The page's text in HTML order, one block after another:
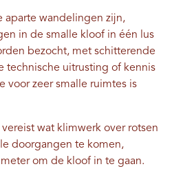
aparte wandelingen zijn,
in de smalle kloof in één lus
bezocht, met schitterende
technische uitrusting of kennis
voor zeer smalle ruimtes is
wat klimwerk over rotsen
doorgangen te komen,
om de kloof in te gaan.